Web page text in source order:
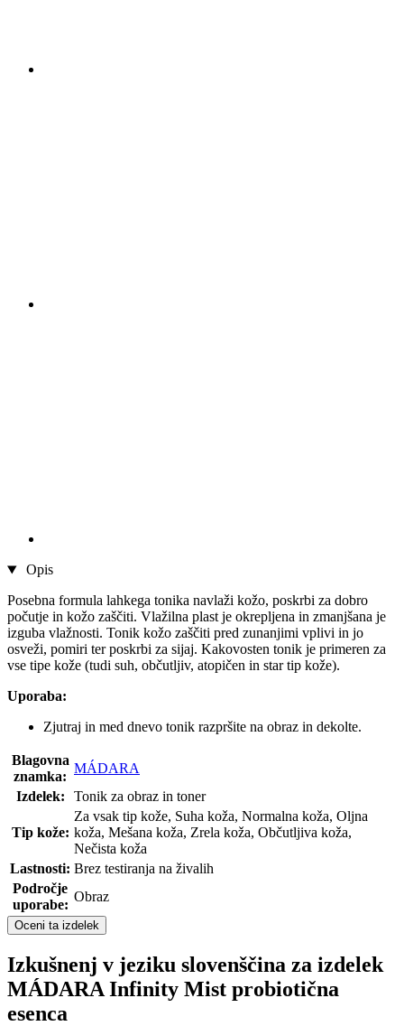
Opis
Posebna formula lahkega tonika navlaži kožo, poskrbi za dobro
počutje in kožo zaščiti. Vlažilna plast je okrepljena in zmanjšana je
izguba vlažnosti. Tonik kožo zaščiti pred zunanjimi vplivi in jo
osveži, pomiri ter poskrbi za sijaj. Kakovosten tonik je primeren za
vse tipe kože (tudi suh, občutljiv, atopičen in star tip kože).
Uporaba:
Zjutraj in med dnevo tonik razpršite na obraz in dekolte.
Blagovna
znamka:
MÁDARA
Izdelek:
Tonik za obraz in toner
Tip kože:
Za vsak tip kože, Suha koža, Normalna koža, Oljna
koža, Mešana koža, Zrela koža, Občutljiva koža,
Nečista koža
Lastnosti: Brez testiranja na živalih
Področje
uporabe:
Obraz
Oceni ta izdelek
Izkušnenj v jeziku slovenščina za izdelek
MÁDARA Infinity Mist probiotična
esenca